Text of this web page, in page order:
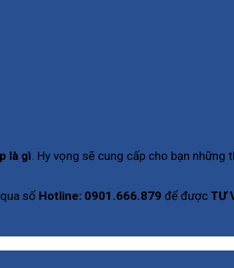
là gì. Hy vọng sẽ cung cấp cho bạn
qua số Hotline: 0901.666.879 để được TƯ